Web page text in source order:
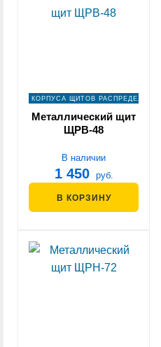
КОРПУСА ЩИТОВ РАСПРЕДЕЛЕНИЯ
Металлический щит
ЩРВ-48
В наличии
1 450 руб.
В КОРЗИНУ